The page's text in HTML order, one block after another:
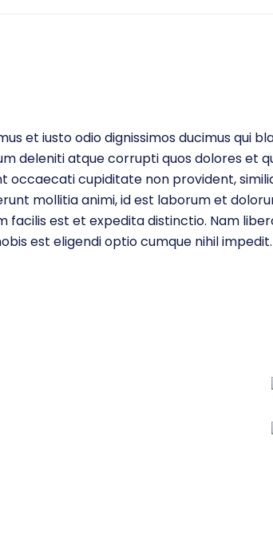
et iusto odio dignissimos ducimus qui
deleniti atque corrupti quos dolores et
occaecati cupiditate non provident,
mollitia animi, id est laborum et
facilis est et expedita distinctio. Nam
est eligendi optio cumque nihil impedit.